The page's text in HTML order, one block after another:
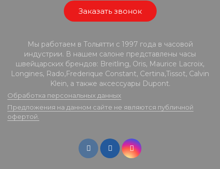
Заказать звонок
Мы работаем в Тольятти с 1997 года в часовой
индустрии. В нашем салоне представлены часы
швейцарских брендов: Breitling, Oris, Maurice Lacroix,
Longines, Rado,Frederique Constant, Certina,Tissot, Calvin
Klein, а также аксессуары Dupont.
Обработка персональных данных
Предложения на данном сайте не являются публичной
офертой.